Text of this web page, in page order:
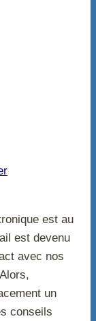
est au
est devenu
avec nos
un
conseils